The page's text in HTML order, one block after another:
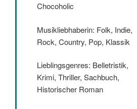
Chocoholic
Musikliebhaberin: Folk, Indie,
Rock, Country, Pop, Klassik
Lieblingsgenres: Belletristik,
Krimi, Thriller, Sachbuch,
Historischer Roman